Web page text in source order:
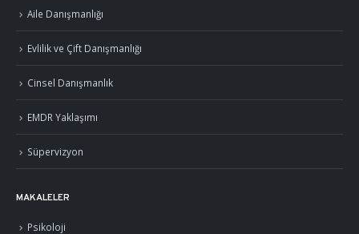
Aile Danışmanlığı
Evlilik ve Çift Danışmanlığı
Cinsel Danışmanlık
EMDR Yaklaşımı
Süpervizyon
MAKALELER
Psikoloji